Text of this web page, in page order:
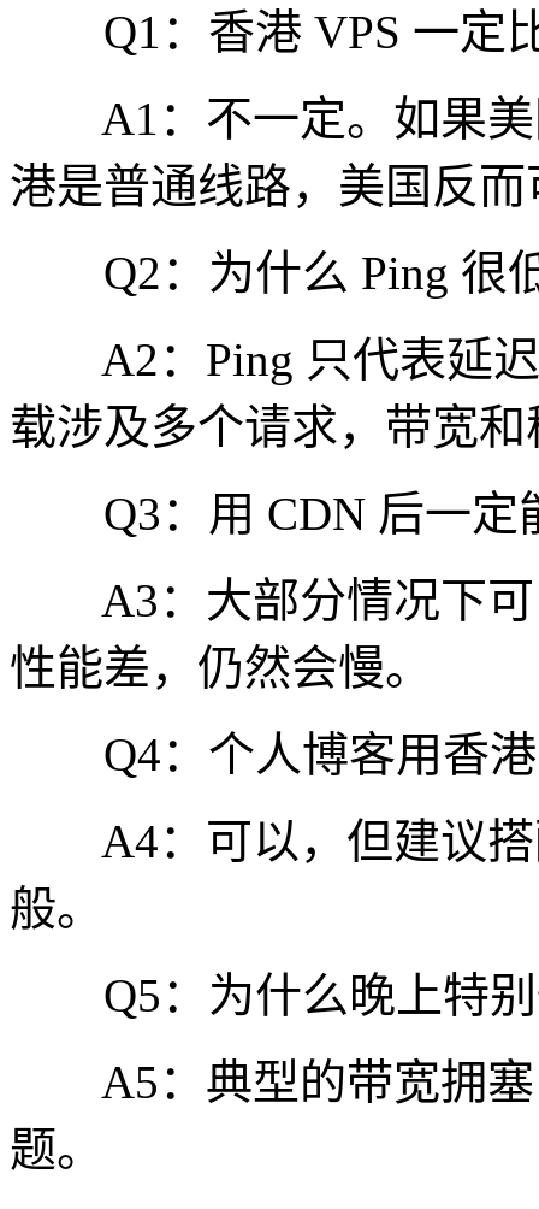
Q1：香港 VPS 一定
A1：不一定。如果美
港是普通线路，美国反
Q2：为什么 Ping 很
A2：Ping 只代表延迟
载涉及多个请求，带宽
Q3：用 CDN 后一定
A3：大部分情况下可
性能差，仍然会慢。
Q4：个人博客用香港
A4：可以，但建议搭
般。
Q5：为什么晚上特别
A5：典型的带宽拥塞
题。